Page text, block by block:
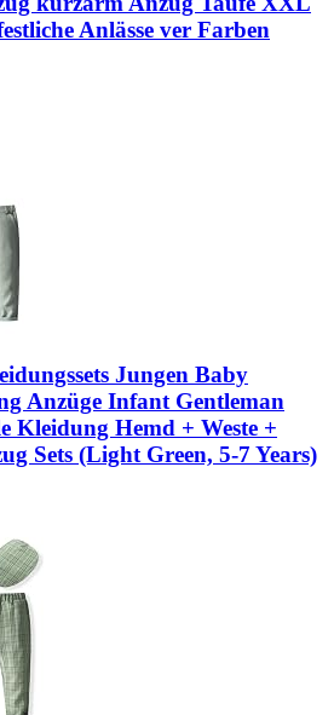
Anlässe ver Farben
Jungen Baby
Anzüge Infant Gentleman
Kleidung Hemd + Weste +
Sets (Light Green, 5-7 Years)